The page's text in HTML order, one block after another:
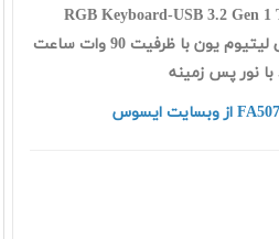
RGB Keyboard-USB 3.2 Gen
باتری 4 سلولی لیتیوم یون با ظرفیت 90 وات ساعت
نور پس زمینه